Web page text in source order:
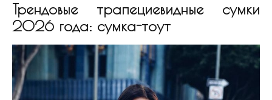
Трендовые трапециевидные сумки
2026 года: сумка-тоут